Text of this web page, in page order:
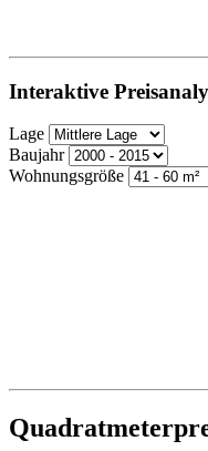
Interaktive
Lage
Baujahr
Wohnungsgröße